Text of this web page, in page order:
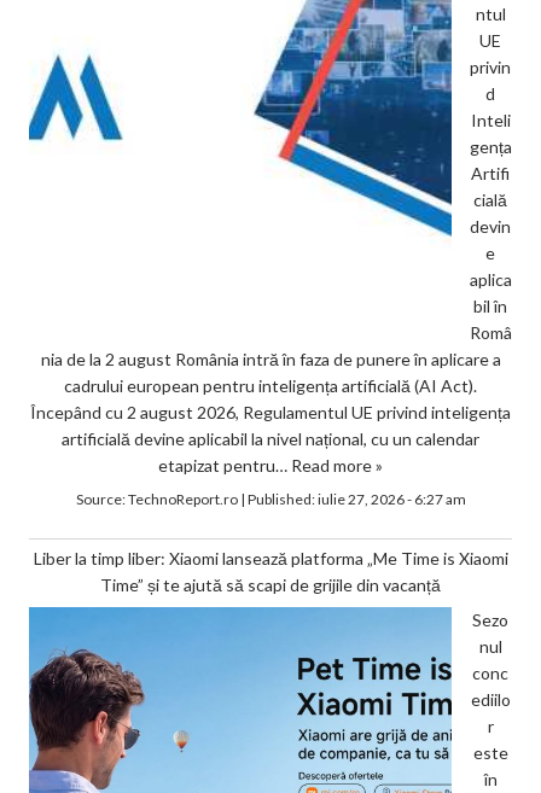
ntul
UE
privin
d
Inteli
gența
Artifi
cială
devin
e
aplica
bil în
Româ
nia de la 2 august România intră în faza de punere în aplicare a
cadrului european pentru inteligența artificială (AI Act).
Începând cu 2 august 2026, Regulamentul UE privind inteligența
artificială devine aplicabil la nivel național, cu un calendar
etapizat pentru… Read more »
Source:TechnoReport.ro| Published:iulie 27, 2026 - 6:27 am
Liber la timp liber: Xiaomi lansează platforma „Me Time is Xiaomi
Time” și te ajută să scapi de grijile din vacanță
Sezo
nul
conc
ediilo
r
este
în